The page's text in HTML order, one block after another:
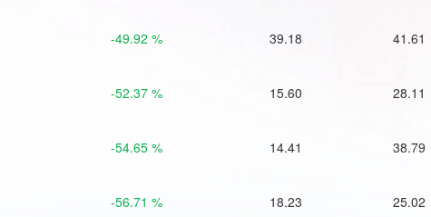
-49.92 % 39.18 41.61
-52.37 % 15.60 28.11
-54.65 % 14.41 38.79
-56.71 % 18.23 25.02